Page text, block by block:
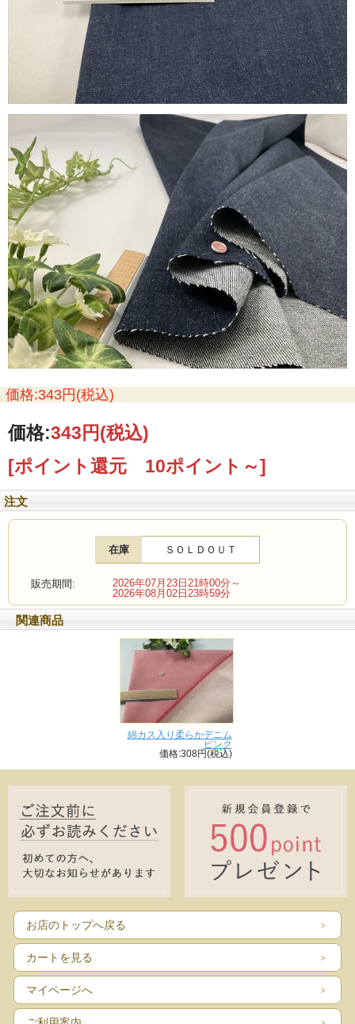
価格:343円(税込)
価格:343円(税込)
[ポイント還元 10ポイント～]
注文
在庫 ＳＯＬＤＯＵＴ
販売期間:
2026年07月23日21時00分～
2026年08月02日23時59分
関連商品
綿カス入り柔らかデニム
ピンク
価格:308円(税込)
お店のトップへ戻る
カートを見る
マイページへ